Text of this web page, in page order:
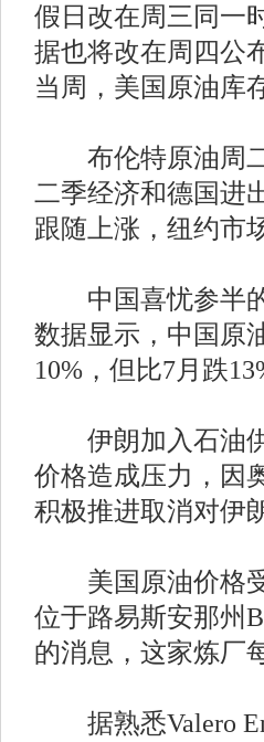
假日改在周三同一
据也将改在周四公
当周，美国原油库
布伦特原油周二
二季经济和德国进
跟随上涨，纽约市
中国喜忧参半的
数据显示，中国原
10%，但比7月跌
伊朗加入石油供
价格造成压力，因
积极推进取消对伊
美国原油价格受
位于路易斯安那州
的消息，这家炼厂
据熟悉Valero